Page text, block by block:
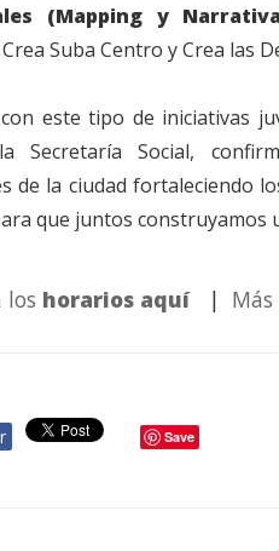
(Mapping y
Suba Centro y Crea las
este tipo de iniciativas
Secretaría Social,
de la ciudad fortaleciendo
que juntos construyamos
los horarios aquí|
Save